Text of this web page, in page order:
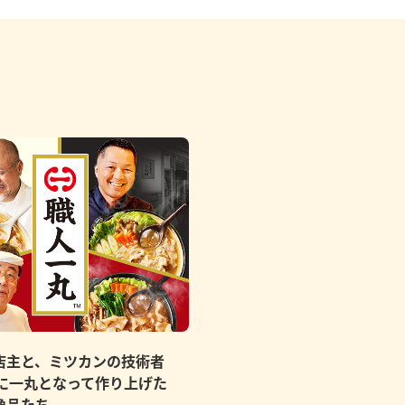
主と、ミツカンの技術者
一丸となって作り上げた